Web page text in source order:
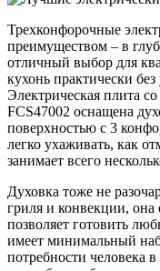
Трехконфорочные
преимуществом – в
отличный выбор для
кухонь практически
Электрическая плита
FCS47002 оснащена
поверхностью с 3
легко ухаживать, как
занимает всего
Духовка тоже не
гриля и конвекции, она
позволяет готовить
имеет минимальный
потребности человека